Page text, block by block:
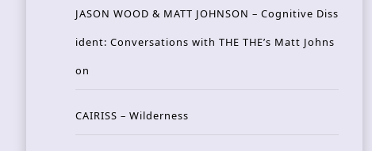
JASON WOOD & MATT JOHNSON – Cognitive Diss
ident: Conversations with THE THE’s Matt Johns
on
CAIRISS – Wilderness